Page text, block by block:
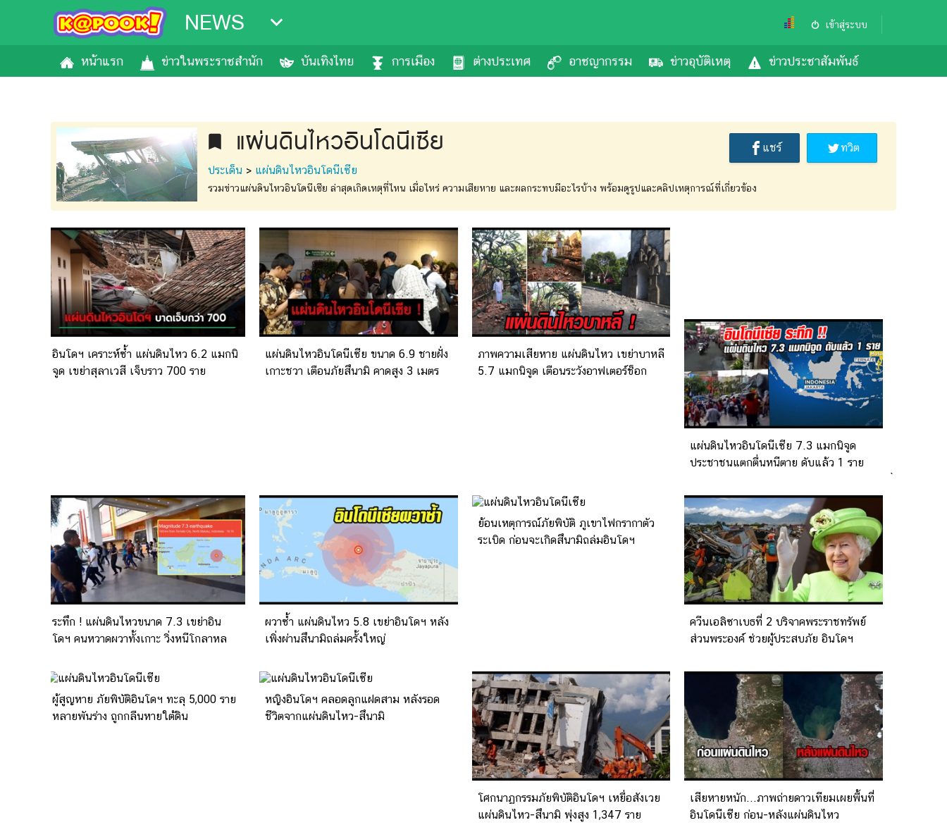
NEWS เข้าสู่ระบบ
หน้าแรก ข่าวในพระราชสำนัก บันเทิงไทย การเมือง ต่างประเทศ อาชญากรรม ข่าวอุบัติเหตุ ข่าวประชาสัมพันธ์
bookmark แผ่นดินไหวอินโดนีเซีย
ประเด็น > แผ่นดินไหวอินโดนีเซีย
รวมข่าวแผ่นดินไหวอินโดนีเซีย ล่าสุดเกิดเหตุที่ไหน เมื่อไหร่ ความเสียหาย และผลกระทบมีอะไรบ้าง พร้อมดูรูปและคลิปเหตุการณ์ที่เกี่ยวข้อง
แชร์ ทวิต
อินโดฯ เคราะห์ซ้ำ แผ่นดินไหว 6.2 แมกนิ
จูด เขย่าสุลาเวสี เจ็บราว 700 ราย
แผ่นดินไหวอินโดนีเซีย ขนาด 6.9 ชายฝั่ง
เกาะชวา เตือนภัยสึนามิ คาดสูง 3 เมตร
ภาพความเสียหาย แผ่นดินไหว เขย่าบาหลี
5.7 แมกนิจูด เตือนระวังอาฟเตอร์ช็อก
แผ่นดินไหวอินโดนีเซีย 7.3 แมกนิจูด
ประชาชนแตกตื่นหนีตาย ดับแล้ว 1 ราย
ระทึก ! แผ่นดินไหวขนาด 7.3 เขย่าอิน
โดฯ คนหวาดผวาทั้งเกาะ วิ่งหนีโกลาหล
ผวาซ้ำ แผ่นดินไหว 5.8 เขย่าอินโดฯ หลัง
เพิ่งผ่านสึนามิถล่มครั้งใหญ่
ย้อนเหตุการณ์ภัยพิบัติ ภูเขาไฟกรากาตัว
ระเบิด ก่อนจะเกิดสึนามิถล่มอินโดฯ
ควีนเอลิซาเบธที่ 2 บริจาคพระราชทรัพย์
ส่วนพระองค์ ช่วยผู้ประสบภัย อินโดฯ
ผู้สูญหาย ภัยพิบัติอินโดฯ ทะลุ 5,000 ราย
หลายพันร่าง ถูกกลืนหายใต้ดิน
หญิงอินโดฯ คลอดลูกแฝดสาม หลังรอด
ชีวิตจากแผ่นดินไหว-สึนามิ
โศกนาฏกรรมภัยพิบัติอินโดฯ เหยื่อสังเวย
แผ่นดินไหว-สึนามิ พุ่งสูง 1,347 ราย
เสียหายหนัก...ภาพถ่ายดาวเทียมเผยพื้นที่
อินโดนีเซีย ก่อน-หลังแผ่นดินไหว
`